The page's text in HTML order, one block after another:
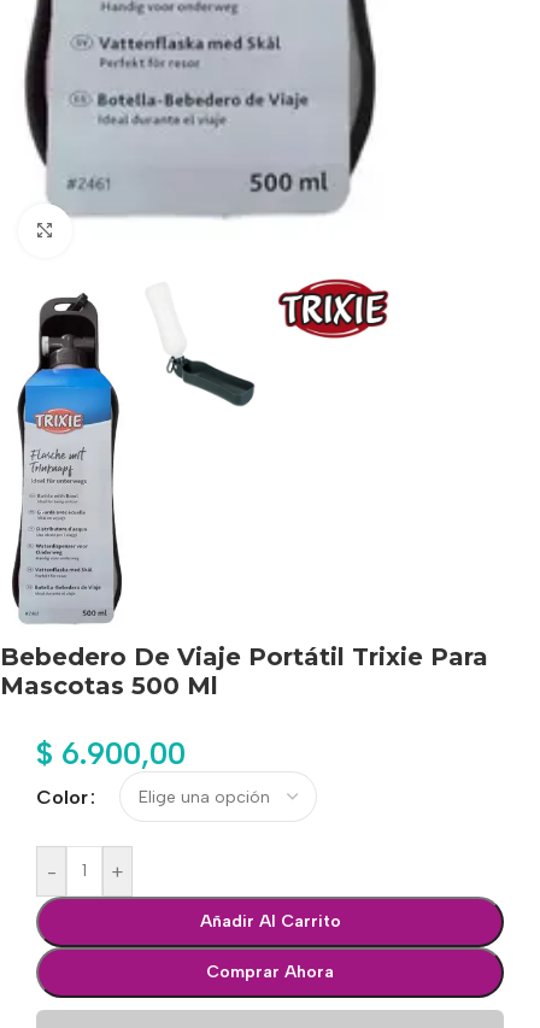
Bebedero De Viaje Portátil Trixie Para
Mascotas 500 Ml
$ 6.900,00
Color
- +
Añadir Al Carrito
Comprar Ahora